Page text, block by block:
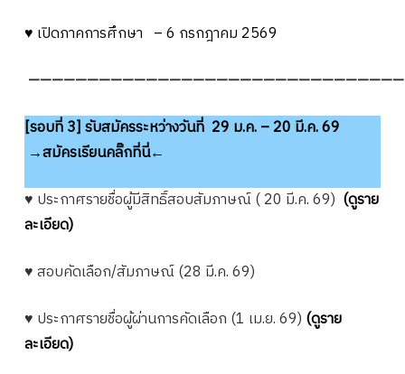
♥ เปิดภาคการศึกษา – 6 กรกฎาคม 2569
[รอบที่ 3] รับสมัครระหว่างวันที่ 29 ม.ค. – 20 มี.ค. 69
→สมัครเรียนคลิ๊กที่นี่←
♥ ประกาศรายชื่อผู้มีสิทธิ์สอบสัมภาษณ์ ( 20 มี.ค. 69) (ดูราย
ละเอียด)
♥ สอบคัดเลือก/สัมภาษณ์ (28 มี.ค. 69)
♥ ประกาศรายชื่อผู้ผ่านการคัดเลือก (1 เม.ย. 69) (ดูราย
ละเอียด)